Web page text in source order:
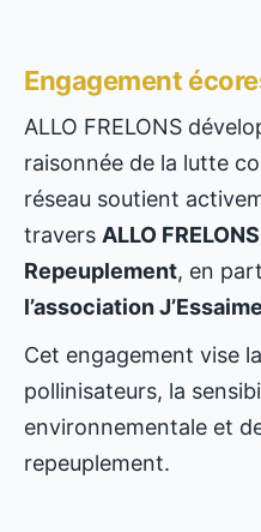
Engagement
ALLO FRELONS
raisonnée de la lutte
réseau soutient
travers ALLO
Repeuplement, en
l’association
Cet engagement vise
pollinisateurs, la
environnementale et
repeuplement.